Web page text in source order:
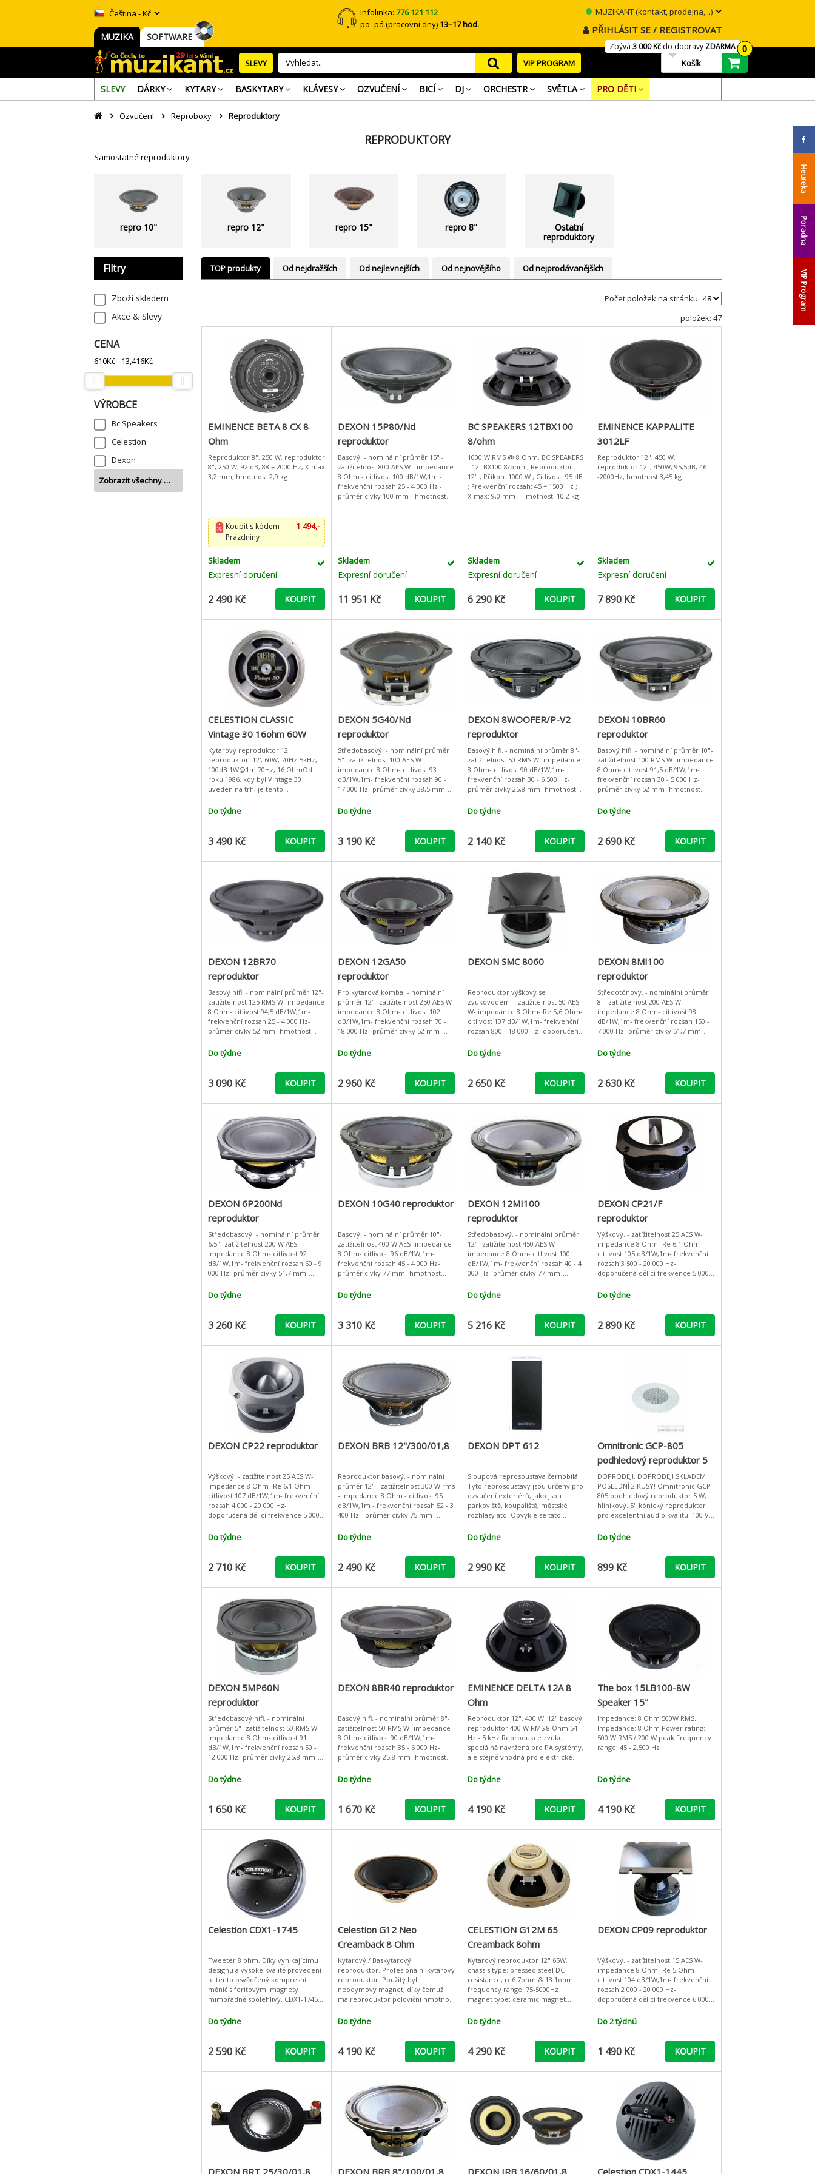
Infolinka:776 121 112
po–pá (pracovní dny) 13–17 hod.
Čeština - Kč MUZIKANT (kontakt, prodejna, ..)
MUZIKA SOFTWARE
PŘIHLÁSIT SE / REGISTROVAT
SLEVY VIP PROGRAM
Zbývá 3 000 Kčdo dopravy ZDARMA 0
Košík
SLEVY DÁRKY KYTARY BASKYTARY KLÁVESY OZVUČENÍ BICÍ DJ ORCHESTR SVĚTLA PRO DĚTI
Heureka
Poradna
VIP Program
Ozvučení Reproboxy Reproduktory
REPRODUKTORY
Samostatné reproduktory
repro 10" repro 12" repro 15" repro 8"
Ostatní
reproduktory
Filtry
Zboží skladem
Akce & Slevy
CENA
610Kč - 13,416Kč
VÝROBCE
Bc Speakers
Celestion
Dexon
Zobrazit všechny …
TOP produkty Od nejdražších Od nejlevnejších Od nejnovějšího Od nejprodávanějších
Počet položek na stránku
položek: 47
EMINENCE BETA 8 CX 8
Ohm
Reproduktor 8", 250 W. reproduktor
8", 250 W, 92 dB, 88 ÷ 2000 Hz, X-max
3,2 mm, hmotnost 2,9 kg
Koupit s kódem
1 494,-
Prázdniny
Skladem
Expresní doručení
2 490 Kč KOUPIT
DEXON 15P80/Nd
reproduktor
Basový. - nominální průměr 15" -
zatížitelnost 800 AES W - impedance
8 Ohm - citlivost 100 dB/1W,1m -
frekvenční rozsah 25 - 4 000 Hz -
průměr cívky 100 mm - hmotnost
Skladem
Expresní doručení
11 951 Kč KOUPIT
BC SPEAKERS 12TBX100
8/ohm
1000 W RMS @ 8 Ohm. BC SPEAKERS
- 12TBX100 8/ohm ; Reproduktor:
12" ; Příkon: 1000 W ; Citlivost: 95 dB
; Frekvenční rozsah: 45 ÷ 1500 Hz ;
X-max: 9,0 mm ; Hmotnost: 10,2 kg
Skladem
Expresní doručení
6 290 Kč KOUPIT
EMINENCE KAPPALITE
3012LF
Reproduktor 12", 450 W.
reproduktor 12", 450W, 95,5dB, 46
-2000Hz, hmotnost 3,45 kg
Skladem
Expresní doručení
7 890 Kč KOUPIT
CELESTION CLASSIC
Vintage 30 16ohm 60W
Kytarový reproduktor 12".
reproduktor: 12', 60W, 70Hz-5kHz,
100dB 1W@1m 70Hz, 16 OhmOd
roku 1986, kdy byl Vintage 30
uveden na trh, je tento
všechny kytaristy z rockových či
metalových vod.
Do týdne
3 490 Kč KOUPIT
DEXON 5G40/Nd
reproduktor
Středobasový. - nominální průměr
5"- zatížitelnost 100 AES W-
impedance 8 Ohm- citlivost 93
dB/1W,1m- frekvenční rozsah 90 -
17 000 Hz- průměr cívky 38,5 mm-
Hz- Re 6,9 Ohm- Qts 0,31 - VAS
Do týdne
3 190 Kč KOUPIT
DEXON 8WOOFER/P-V2
reproduktor
Basový hifi. - nominální průměr 8"-
zatížitelnost 50 RMS W- impedance
8 Ohm- citlivost 90 dB/1W,1m-
frekvenční rozsah 30 - 6 500 Hz-
průměr cívky 25,8 mm- hmotnost
Qts 0,5 - VAS 59 l-
Do týdne
2 140 Kč KOUPIT
DEXON 10BR60
reproduktor
Basový hifi. - nominální průměr 10"-
zatížitelnost 100 RMS W- impedance
8 Ohm- citlivost 91,5 dB/1W,1m-
frekvenční rozsah 30 - 5 000 Hz-
průměr cívky 52 mm- hmotnost
Ohm- Qts 0,47 - VAS
Do týdne
2 690 Kč KOUPIT
DEXON 12BR70
reproduktor
Basový hifi. - nominální průměr 12"-
zatížitelnost 125 RMS W- impedance
8 Ohm- citlivost 94,5 dB/1W,1m-
frekvenční rozsah 25 - 4 000 Hz-
průměr cívky 52 mm- hmotnost
Ohm- Qts 0,36 - VAS
Do týdne
3 090 Kč KOUPIT
DEXON 12GA50
reproduktor
Pro kytarová komba. - nominální
průměr 12"- zatížitelnost 250 AES W-
impedance 8 Ohm- citlivost 102
dB/1W,1m- frekvenční rozsah 70 -
18 000 Hz- průměr cívky 52 mm-
Hz- Re 6,2 Ohm- Qts 1,16
Do týdne
2 960 Kč KOUPIT
DEXON SMC 8060
Reproduktor výškový se
zvukovodem. - zatížitelnost 50 AES
W- impedance 8 Ohm- Re 5,6 Ohm-
citlivost 107 dB/1W,1m- frekvenční
rozsah 800 - 18 000 Hz- doporučená
cívky 44,4 mm- materiál mem
Do týdne
2 650 Kč KOUPIT
DEXON 8MI100
reproduktor
Středotónový. - nominální průměr
8"- zatížitelnost 200 AES W-
impedance 8 Ohm- citlivost 98
dB/1W,1m- frekvenční rozsah 150 -
7 000 Hz- průměr cívky 51,7 mm-
Re 5,3 Ohm- Qts 0,54 - VAS
Do týdne
2 630 Kč KOUPIT
DEXON 6P200Nd
reproduktor
Středobasový. - nominální průměr
6,5"- zatížitelnost 200 W AES-
impedance 8 Ohm- citlivost 92
dB/1W,1m- frekvenční rozsah 60 - 9
000 Hz- průměr cívky 51,7 mm-
Re 5,3 Ohm- Qts 0,29- Vas
Do týdne
3 260 Kč KOUPIT
DEXON 10G40 reproduktor
Basový. - nominální průměr 10"-
zatížitelnost 400 W AES- impedance
8 Ohm- citlivost 96 dB/1W,1m-
frekvenční rozsah 45 - 4 000 Hz-
průměr cívky 77 mm- hmotnost
Qts 0,31- Vas 33 l- n0 1,6
Do týdne
3 310 Kč KOUPIT
DEXON 12MI100
reproduktor
Středobasový. - nominální průměr
12"- zatížitelnost 450 AES W-
impedance 8 Ohm- citlivost 100
dB/1W,1m- frekvenční rozsah 40 - 4
000 Hz- průměr cívky 77 mm-
Re 6,3 Ohm- Qts 0,22 - VAS 6
Do týdne
5 216 Kč KOUPIT
DEXON CP21/F
reproduktor
Výškový. - zatížitelnost 25 AES W-
impedance 8 Ohm- Re 6,1 Ohm-
citlivost 105 dB/1W,1m- frekvenční
rozsah 3 500 - 20 000 Hz-
doporučená dělící frekvence 5 000
membrány Al - materiál mag
Do týdne
2 890 Kč KOUPIT
DEXON CP22 reproduktor
Výškový. - zatížitelnost 25 AES W-
impedance 8 Ohm- Re 6,1 Ohm-
citlivost 107 dB/1W,1m- frekvenční
rozsah 4 000 - 20 000 Hz-
doporučená dělící frekvence 5 000
membrány Al - materiál mag
Do týdne
2 710 Kč KOUPIT
DEXON BRB 12"/300/01,8
Reproduktor basový. - nominální
průměr 12" - zatížitelnost 300 W rms
- impedance 8 Ohm - citlivost 95
dB/1W,1m - frekvenční rozsah 52 - 3
400 Hz - průměr cívky 75 mm -
ccaw kg - f
Do týdne
2 490 Kč KOUPIT
DEXON DPT 612
Sloupová reprosoustava černobílá.
Tyto reprosoustavy jsou určeny pro
ozvučení exteriérů, jako jsou
parkoviště, koupaliště, městské
rozhlasy atd. Obvykle se tato
Vynikají širokou horizo
Do týdne
2 990 Kč KOUPIT
Omnitronic GCP-805
podhledový reproduktor 5
W, pár
DOPRODEJ!. DOPRODEJ! SKLADEM
POSLEDNÍ 2 KUSY! Omnitronic GCP-
805 podhledový reproduktor 5 W,
hliníkový. 5" kónický reproduktor
pro excelentní audio kvalitu. 100 V
výkonu a 8-ohmové při
Do týdne
899 Kč KOUPIT
DEXON 5MP60N
reproduktor
Středobasový hifi. - nominální
průměr 5"- zatížitelnost 50 RMS W-
impedance 8 Ohm- citlivost 91
dB/1W,1m- frekvenční rozsah 50 -
12 000 Hz- průměr cívky 25,8 mm-
Re 5,33 Ohm- Qts 0,29 - V
Do týdne
1 650 Kč KOUPIT
DEXON 8BR40 reproduktor
Basový hifi. - nominální průměr 8"-
zatížitelnost 50 RMS W- impedance
8 Ohm- citlivost 90 dB/1W,1m-
frekvenční rozsah 35 - 6 000 Hz-
průměr cívky 25,8 mm- hmotnost
Qts 0,48 - VAS 82 l-
Do týdne
1 670 Kč KOUPIT
EMINENCE DELTA 12A 8
Ohm
Reproduktor 12", 400 W. 12" basový
reproduktor 400 W RMS 8 Ohm 54
Hz - 5 kHz Reprodukce zvuku
speciálně navržená pro PA systémy,
ale stejně vhodná pro elektrické
kombinace, klubové systém
Do týdne
4 190 Kč KOUPIT
The box 15LB100-8W
Speaker 15"
Impedance: 8 Ohm 500W RMS.
Impedance: 8 Ohm Power rating:
500 W RMS / 200 W peak Frequency
range: 45 - 2,500 Hz
Do týdne
4 190 Kč KOUPIT
Celestion CDX1-1745
Tweeter 8 ohm. Díky vynikajícímu
designu a vysoké kvalitě provedení
je tento osvědčený kompresní
měnič s feritovými magnety
mimořádně spolehlivý. CDX1-1745,
vysokofrekvenční měnič používaný
s dvouce
Do týdne
2 590 Kč KOUPIT
Celestion G12 Neo
Creamback 8 Ohm
Kytarový / Baskytarový
reproduktor. Profesionální kytarový
reproduktor. Použitý byl
neodymový magnet, díky čemuž
má reproduktor poloviční hmotnost
creamback reproduktoru. Je
charakteristický m
Do týdne
4 190 Kč KOUPIT
CELESTION G12M 65
Creamback 8ohm
Kytarový reproduktor 12" 65W.
chassis type: pressed steel DC
resistance, re6.7ohm & 13.1ohm
frequency range: 75-5000Hz
magnet type: ceramic magnet
Do týdne
4 290 Kč KOUPIT
DEXON CP09 reproduktor
Výškový. - zatížitelnost 15 AES W-
impedance 8 Ohm- Re 5 Ohm-
citlivost 104 dB/1W,1m- frekvenční
rozsah 2 000 - 20 000 Hz-
doporučená dělící frekvence 6 000 /
mm- materiál membrány Al - ma
Do 2 týdnů
1 490 Kč KOUPIT
DEXON BRT 25/30/01,8 DEXON BRB 8"/100/01,8 DEXON IRB 16/60/01,8 Celestion CDX1-1445